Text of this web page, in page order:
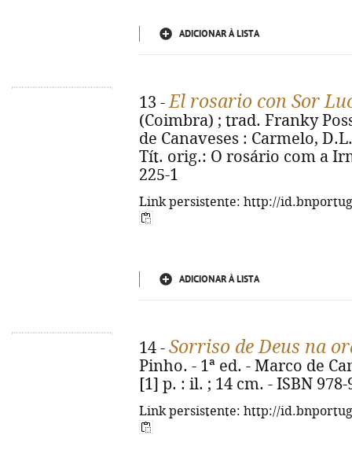
ADICIONAR À LISTA
13 -El rosario con Sor
(Coimbra) ; trad. Franky
de Canaveses : Carmelo,
Tít. orig.: O rosário com a
225-1
Link persistente: http://
ADICIONAR À LISTA
14 - Sorriso de Deus na
Pinho. - 1ª ed. - Marco de
[1] p. : il. ; 14 cm. - ISBN 978-
Link persistente: http://